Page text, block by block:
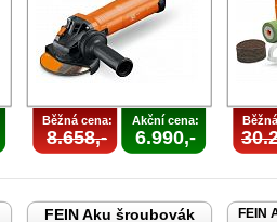
Běžná cena:
8.658,-
Akční cena:
6.990,-
FEIN Aku šroubovák
FEIN